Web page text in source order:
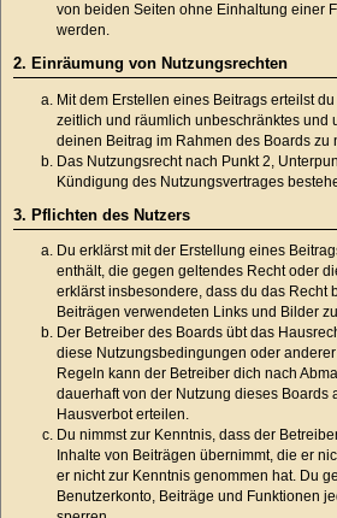
von beiden Seiten ohne Einhaltung einer
werden.
2. Einräumung von Nutzungsrechten
Mit dem Erstellen eines Beitrags erteilst
zeitlich und räumlich unbeschränktes und
deinen Beitrag im Rahmen des Boards zu
Das Nutzungsrecht nach Punkt 2,
Kündigung des Nutzungsvertrages
3. Pflichten des Nutzers
Du erklärst mit der Erstellung eines
enthält, die gegen geltendes Recht oder
erklärst insbesondere, dass du das Recht
Beiträgen verwendeten Links und Bilder
Der Betreiber des Boards übt das
diese Nutzungsbedingungen oder
Regeln kann der Betreiber dich nach
dauerhaft von der Nutzung dieses Boards
Hausverbot erteilen.
Du nimmst zur Kenntnis, dass der
Inhalte von Beiträgen übernimmt, die er
er nicht zur Kenntnis genommen hat. Du
Benutzerkonto, Beiträge und Funktionen